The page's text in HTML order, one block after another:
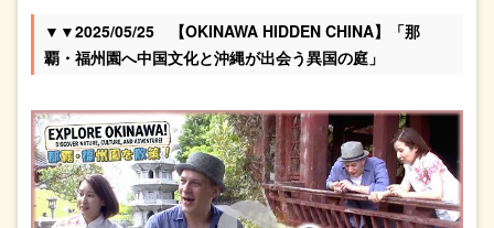
▼▼2025/05/25 【OKINAWA HIDDEN CHINA】「那
覇・福州園へ中国文化と沖縄が出会う異国の庭」